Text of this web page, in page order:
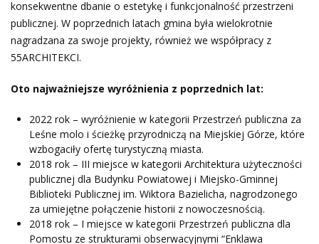
konsekwentne dbanie o estetykę i funkcjonalność przestrzeni
publicznej. W poprzednich latach gmina była wielokrotnie
nagradzana za swoje projekty, również we współpracy z
55ARCHITEKCI.
Oto najważniejsze wyróżnienia z poprzednich lat:
2022 rok – wyróżnienie w kategorii Przestrzeń publiczna za
Leśne molo i ścieżkę przyrodniczą na Miejskiej Górze, które
wzbogaciły ofertę turystyczną miasta.
2018 rok – III miejsce w kategorii Architektura użyteczności
publicznej dla Budynku Powiatowej i Miejsko-Gminnej
Biblioteki Publicznej im. Wiktora Bazielicha, nagrodzonego
za umiejętne połączenie historii z nowoczesnością.
2018 rok – I miejsce w kategorii Przestrzeń publiczna dla
Pomostu ze strukturami obserwacyjnymi “Enklawa